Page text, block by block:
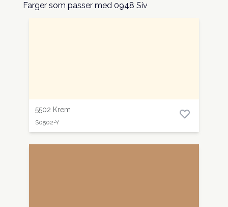
Farger som passer med 0948 Siv
5502 Krem
S0502-Y